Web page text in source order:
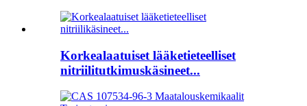
Korkealaatuiset lääketieteelliset
nitriilitutkimuskäsineet...